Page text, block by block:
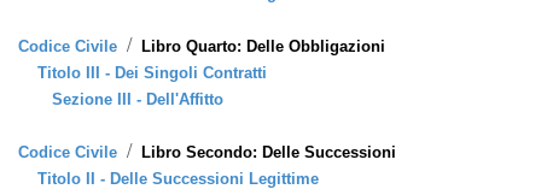
Codice Civile / Libro Quarto: Delle Obbligazioni
Titolo III - Dei Singoli Contratti
Sezione III - Dell'Affitto
Codice Civile / Libro Secondo: Delle Successioni
Titolo II - Delle Successioni Legittime